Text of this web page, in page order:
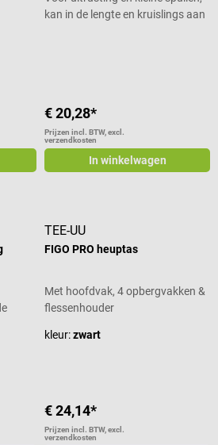
kan in de lengte en kruislings aan
€ 20,28*
Prijzen incl. BTW, excl.
verzendkosten
In winkelwagen
5 van 5 sterren
TEE-UU
FIGO PRO heuptas
Met hoofdvak, 4 opbergvakken &
flessenhouder
kleur:zwart
€ 24,14*
Prijzen incl. BTW, excl.
verzendkosten